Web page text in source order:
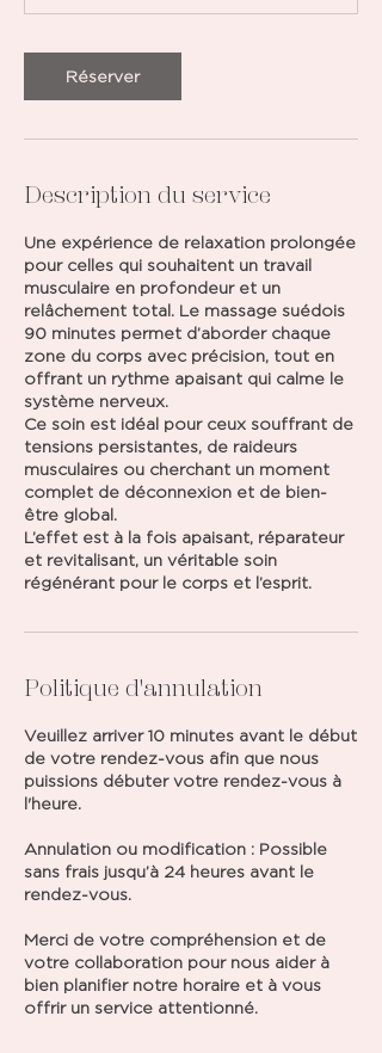
i
Réserver
Description du service
Une expérience de relaxation prolongée
pour celles qui souhaitent un travail
musculaire en profondeur et un
relâchement total. Le massage suédois
90 minutes permet d’aborder chaque
zone du corps avec précision, tout en
offrant un rythme apaisant qui calme le
système nerveux.
Ce soin est idéal pour ceux souffrant de
tensions persistantes, de raideurs
musculaires ou cherchant un moment
complet de déconnexion et de bien-
être global.
L’effet est à la fois apaisant, réparateur
et revitalisant, un véritable soin
régénérant pour le corps et l’esprit.
Politique d'annulation
Veuillez arriver 10 minutes avant le début
de votre rendez-vous afin que nous
puissions débuter votre rendez-vous à
l'heure.
Annulation ou modification : Possible
sans frais jusqu’à 24 heures avant le
rendez-vous.
Merci de votre compréhension et de
votre collaboration pour nous aider à
bien planifier notre horaire et à vous
offrir un service attentionné.